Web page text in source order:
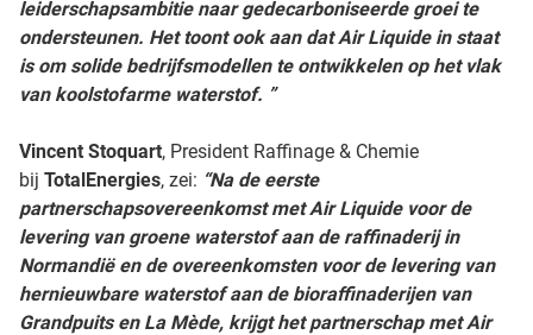
leiderschapsambitie naar gedecarboniseerde groei te
ondersteunen. Het toont ook aan dat Air Liquide in staat
is om solide bedrijfsmodellen te ontwikkelen op het vlak
van koolstofarme waterstof. ”
Vincent Stoquart, President Raffinage & Chemie
bij TotalEnergies, zei: “Na de eerste
partnerschapsovereenkomst met Air Liquide voor de
levering van groene waterstof aan de raffinaderij in
Normandië en de overeenkomsten voor de levering van
hernieuwbare waterstof aan de bioraffinaderijen van
Grandpuits en La Mède, krijgt het partnerschap met Air